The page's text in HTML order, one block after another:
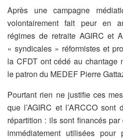
Après une campagne
volontairement fait peur en
régimes de retraite AGIRC et
« syndicales » réformistes et
la CFDT ont cédé au chantage
le patron du MEDEF Pierre
Pourtant rien ne justifie ces
que l’AGIRC et l’ARCCO
répartition : ils sont financés
immédiatement utilisées